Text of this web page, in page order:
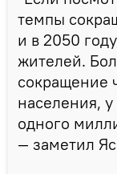
темпы
и в 2050
жителей.
сокращение
населения, у
одного
— заметил